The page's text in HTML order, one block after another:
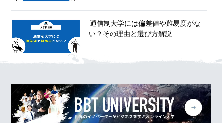
通信制大学には偏差値や難易度がな
い？その理由と選び方解説